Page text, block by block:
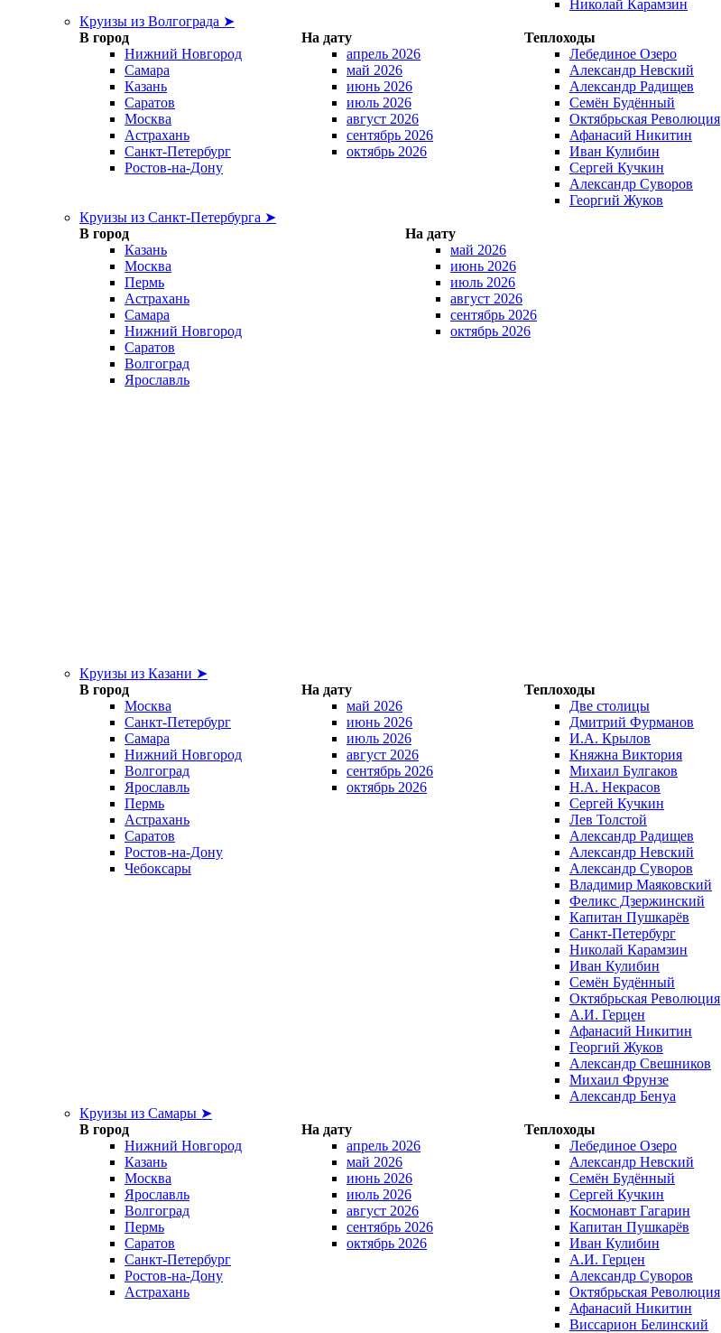
Николай Карамзин
Круизы из Волгограда ➤
В город
На дату
Теплоходы
Нижний Новгород
Самара
Казань
Саратов
Москва
Астрахань
Санкт-Петербург
Ростов-на-Дону
апрель 2026
май 2026
июнь 2026
июль 2026
август 2026
сентябрь 2026
октябрь 2026
Лебединое Озеро
Александр Невский
Александр Радищев
Семён Будённый
Октябрьская Революция
Афанасий Никитин
Иван Кулибин
Сергей Кучкин
Александр Суворов
Георгий Жуков
Круизы из Санкт-Петербурга ➤
В город
На дату
Казань
Москва
Пермь
Астрахань
Самара
Нижний Новгород
Саратов
Волгоград
Ярославль
май 2026
июнь 2026
июль 2026
август 2026
сентябрь 2026
октябрь 2026
Круизы из Казани ➤
В город
На дату
Теплоходы
Москва
Санкт-Петербург
Самара
Нижний Новгород
Волгоград
Ярославль
Пермь
Астрахань
Саратов
Ростов-на-Дону
Чебоксары
май 2026
июнь 2026
июль 2026
август 2026
сентябрь 2026
октябрь 2026
Две столицы
Дмитрий Фурманов
И.А. Крылов
Княжна Виктория
Михаил Булгаков
Н.А. Некрасов
Сергей Кучкин
Лев Толстой
Александр Радищев
Александр Невский
Александр Суворов
Владимир Маяковский
Феликс Дзержинский
Капитан Пушкарёв
Санкт-Петербург
Николай Карамзин
Иван Кулибин
Семён Будённый
Октябрьская Революция
А.И. Герцен
Афанасий Никитин
Георгий Жуков
Александр Свешников
Михаил Фрунзе
Александр Бенуа
Круизы из Самары ➤
В город
На дату
Теплоходы
Нижний Новгород
Казань
Москва
Ярославль
Волгоград
Пермь
Саратов
Санкт-Петербург
Ростов-на-Дону
Астрахань
апрель 2026
май 2026
июнь 2026
июль 2026
август 2026
сентябрь 2026
октябрь 2026
Лебединое Озеро
Александр Невский
Семён Будённый
Сергей Кучкин
Космонавт Гагарин
Капитан Пушкарёв
Иван Кулибин
А.И. Герцен
Александр Суворов
Октябрьская Революция
Афанасий Никитин
Виссарион Белинский